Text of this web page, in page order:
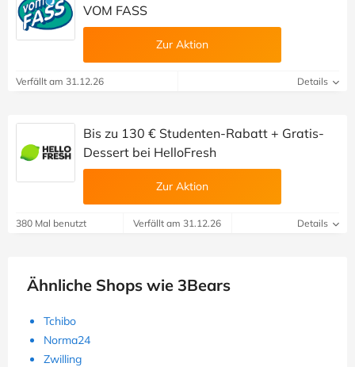
VOM FASS
Zur Aktion
Verfällt am 31.12.26 Details
Bis zu 130 € Studenten-Rabatt + Gratis-
Dessert bei HelloFresh
Zur Aktion
380 Mal benutzt Verfällt am 31.12.26 Details
Ähnliche Shops wie 3Bears
Tchibo
Norma24
Zwilling